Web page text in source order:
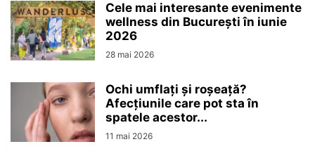
Cele mai interesante evenimente
wellness din București în iunie
2026
28 mai 2026
Ochi umflați și roșeață?
Afecțiunile care pot sta în
spatele acestor...
11 mai 2026